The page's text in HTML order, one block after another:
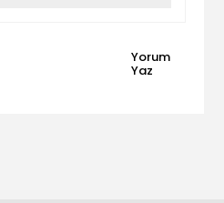
Yorum
Yaz